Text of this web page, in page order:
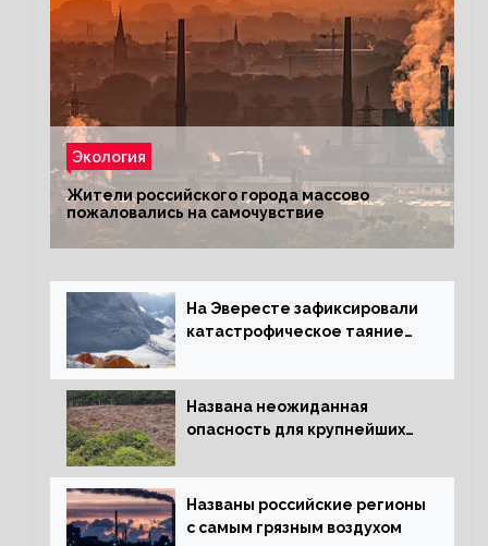
Экология
Жители российского города массово
пожаловались на самочувствие
На Эвересте зафиксировали
катастрофическое таяние
Названа неожиданная
опасность для крупнейших
Названы российские регионы
с самым грязным воздухом